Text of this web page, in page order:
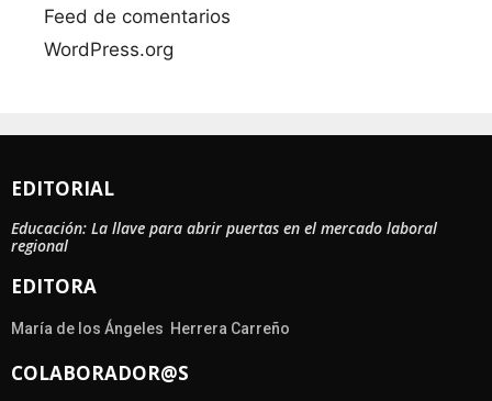
Feed de comentarios
WordPress.org
EDITORIAL
Educación: La llave para abrir puertas en el mercado laboral
regional
EDITORA
María de los Ángeles Herrera Carreño
COLABORADOR@S